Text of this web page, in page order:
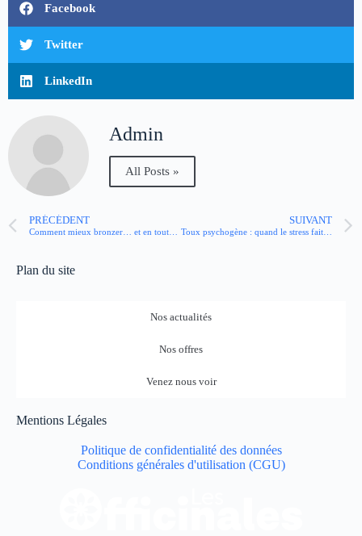
Facebook
Twitter
LinkedIn
Admin
All Posts »
PRÉCÉDENT SUIVANT
Toux psychogène : quand le stress fait tousser sans raison apparente
Plan du site
Nos actualités
Nos offres
Venez nous voir
Mentions Légales
Politique de confidentialité des données
Conditions générales d'utilisation (CGU)